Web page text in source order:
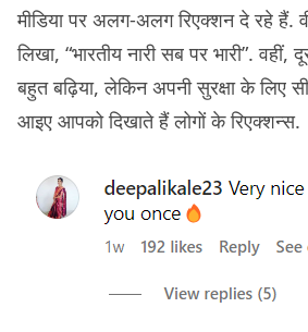
मीडिया पर अलग-अलग रिएक्शन दे रहे हैं.
लिखा, “भारतीय नारी सब पर भारी”. वहीं,
बहुत बढ़िया, लेकिन अपनी सुरक्षा के लिए
आइए आपको दिखाते हैं लोगों के रिएक्शन्स.